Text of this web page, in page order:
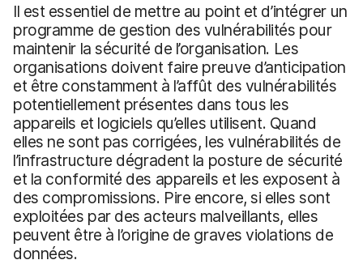
Il est essentiel de mettre au point et d’intégrer un
programme de gestion des vulnérabilités pour
maintenir la sécurité de l’organisation. Les
organisations doivent faire preuve d’anticipation
et être constamment à l’affût des vulnérabilités
potentiellement présentes dans tous les
appareils et logiciels qu’elles utilisent. Quand
elles ne sont pas corrigées, les vulnérabilités de
l’infrastructure dégradent la posture de sécurité
et la conformité des appareils et les exposent à
des compromissions. Pire encore, si elles sont
exploitées par des acteurs malveillants, elles
peuvent être à l’origine de graves violations de
données.